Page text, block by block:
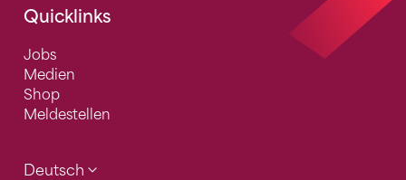
Quicklinks
Jobs
Medien
Shop
Meldestellen
Deutsch